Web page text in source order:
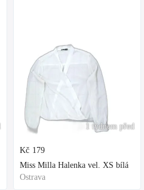
1 týdnem před
Kč 179
Miss Milla Halenka vel. XS bílá
Ostrava